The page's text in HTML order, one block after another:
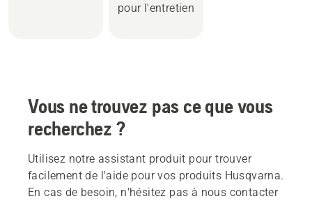
pour l'entretien
Vous ne trouvez pas ce que vous
recherchez ?
Utilisez notre assistant produit pour trouver
facilement de l'aide pour vos produits Husqvarna.
En cas de besoin, n'hésitez pas à nous contacter